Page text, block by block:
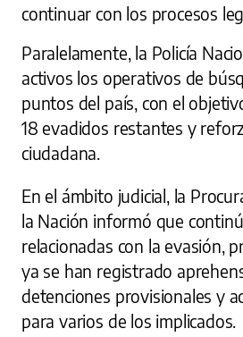
continuar con los procesos
Paralelamente, la Policía
activos los operativos de
puntos del país, con el
18 evadidos restantes y
ciudadana.
En el ámbito judicial, la
la Nación informó que
relacionadas con la evasión,
ya se han registrado
detenciones provisionales y
para varios de los implicados.